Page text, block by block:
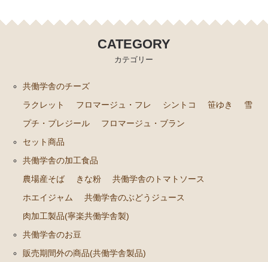
CATEGORY
カテゴリー
共働学舎のチーズ
ラクレット
フロマージュ・フレ シントコ 笹ゆき
雪
プチ・プレジール
フロマージュ・ブラン
セット商品
共働学舎の加工食品
農場産そば
きな粉
共働学舎のトマトソース
ホエイジャム
共働学舎のぶどうジュース
肉加工製品(寧楽共働学舎製)
共働学舎のお豆
販売期間外の商品(共働学舎製品)